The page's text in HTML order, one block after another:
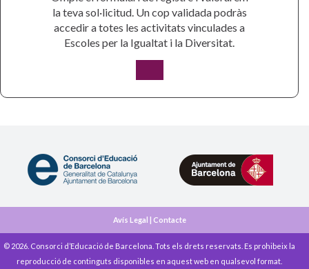
la teva sol·licitud. Un cop validada podràs
accedir a totes les activitats vinculades a
Escoles per la Igualtat i la Diversitat.
Avís Legal | Contacte
© 2026. Consorci d’Educació de Barcelona. Tots els drets reservats. Es prohibeix la
reproducció de continguts disponibles en aquest web en qualsevol format.